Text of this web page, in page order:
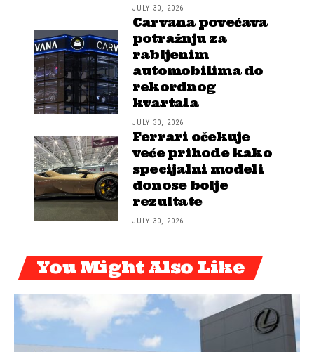
JULY 30, 2026
Carvana povećava
potražnju za
rabljenim
automobilima do
rekordnog
kvartala
JULY 30, 2026
Ferrari očekuje
veće prihode kako
specijalni modeli
donose bolje
rezultate
JULY 30, 2026
You Might Also Like